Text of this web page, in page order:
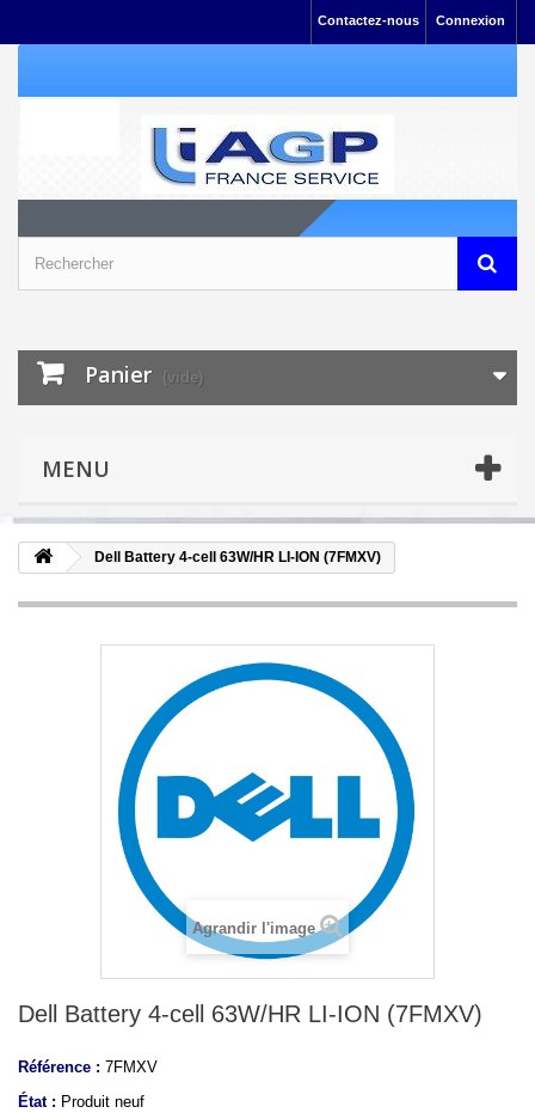
Connexion
Contactez-nous
Panier (vide)
MENU
Dell Battery 4-cell 63W/HR LI-ION (7FMXV)
Agrandir l'image
Dell Battery 4-cell 63W/HR LI-ION (7FMXV)
Référence : 7FMXV
État : Produit neuf